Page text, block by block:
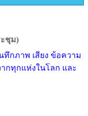
ชุม)
ทึกภาพ เสียง ข้อความ
กทุกแห่งในโลก และ